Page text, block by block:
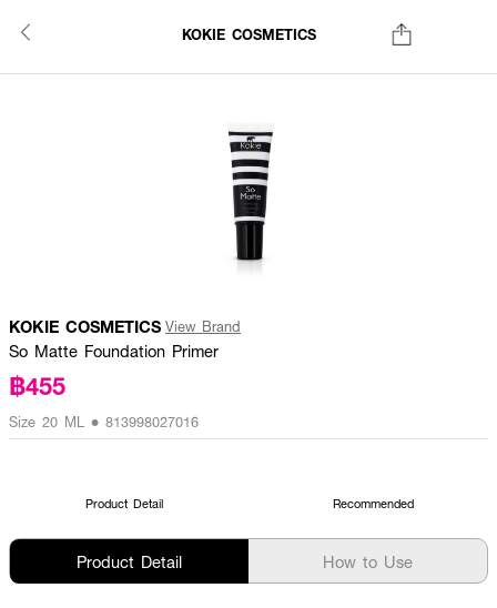
KOKIE COSMETICS
KOKIE COSMETICS View Brand
So Matte Foundation Primer
฿455
Size 20 ML • 813998027016
Product Detail Recommended
Product Detail How to Use